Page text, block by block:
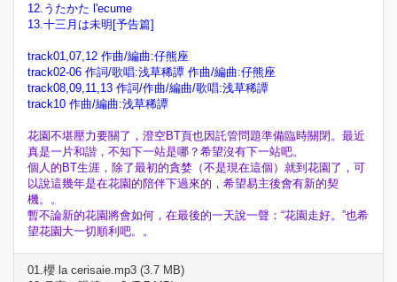
12.うたかた l'ecume
13.十三月は未明[予告篇]
track01,07,12 作曲/編曲:仔熊座
track02-06 作詞/歌唱:浅草稀譚 作曲/編曲:仔熊座
track08,09,11,13 作詞/作曲/編曲/歌唱:浅草稀譚
track10 作曲/編曲:浅草稀譚
花園不堪壓力要關了，澄空BT頁也因託管問題準備臨時關閉。最近
真是一片和諧，不知下一站是哪？希望沒有下一站吧。
個人的BT生涯，除了最初的貪婪（不是現在這個）就到花園了，可
以說這幾年是在花園的陪伴下過來的，希望易主後會有新的契
機。。
暫不論新的花園將會如何，在最後的一天說一聲：“花園走好。”也希
望花園大一切順利吧。。
01.櫻 la cerisaie.mp3 (3.7 MB)